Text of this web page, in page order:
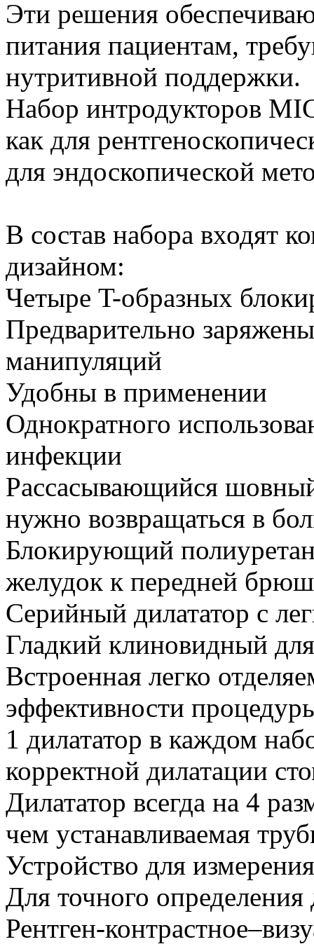
Эти решения
питания пациентам,
нутритивной поддержки.
Набор интродукторов
как для
для эндоскопической
В состав набора входят
дизайном:
Четыре T-образных
Предварительно
манипуляций
Удобны в применении
Однократного
инфекции
Рассасывающийся
нужно возвращаться в
Блокирующий
желудок к передней
Серийный дилататор с
Гладкий клиновидный
Встроенная легко
эффективности
1 дилататор в каждом
корректной дилатации
Дилататор всегда на 4
чем устанавливаемая
Устройство для
Для точного
Рентген-